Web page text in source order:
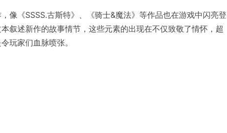
像《SSSS.古斯特》、《骑士&魔法》等作品也在游戏中闪亮登
叙述新作的故事情节，这些元素的出现在不仅致敬了情怀，超
玩家们血脉喷张。